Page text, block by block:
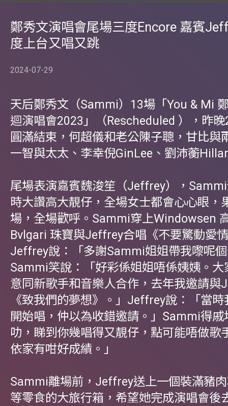
鄭秀文演唱會尾場三度Encore 嘉賓
度上台又唱又跳
2024-07-29
天后鄭秀文（Sammi）13場「You & Mi
迴演唱會2023」（Rescheduled ），昨
圓滿結束，何超儀和老公陳子聰，甘比與
一智與太太、李幸倪GinLee、劉沛蘅
尾場表演嘉賓魏浚笙（Jeffrey），
時大讚高大靚仔，全場女士都會心心眼，
場，全場歡呼。Sammi穿上Windowsen
Bvlgari 珠寶與Jeffrey合唱《不要驚動愛
Jeffrey說：「多謝Sammi姐姐帶我嚟呢
Sammi笑說：「好彩係姐姐唔係姨姨。大
意同新歌手和音樂人合作，去年我邀請與
《致我們的夢想》。」Jeffrey說：「當
開始唱，仲以為收錯邀請。」Sammi得戚
叻，睇到你幾唱得又靚仔，點可能唔做歌
依家有咁好成績。」
Sammi離場前，Jeffrey送上一個裝滿豬
等零食的大旅行箱，希望她完成演唱會後